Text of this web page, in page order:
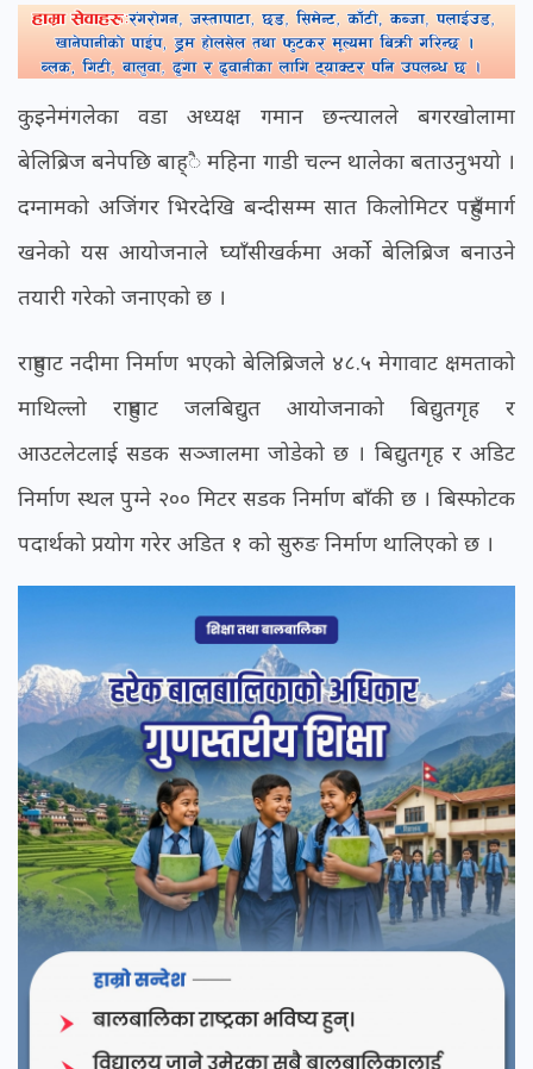
कुइनेमंगलेका वडा अध्यक्ष गमान छन्त्यालले बगरखोलामा
बेलिब्रिज बनेपछि बाह्ै महिना गाडी चल्न थालेका बताउनुभयो ।
दग्नामको अजिंगर भिरदेखि बन्दीसम्म सात किलोमिटर पहुँचमार्ग
खनेको यस आयोजनाले घ्याँसीखर्कमा अर्को बेलिब्रिज बनाउने
तयारी गरेको जनाएको छ ।
राहुघाट नदीमा निर्माण भएको बेलिब्रिजले ४८.५ मेगावाट क्षमताको
माथिल्लो राहुघाट जलबिद्युत आयोजनाको बिद्युतगृह र
आउटलेटलाई सडक सञ्जालमा जोडेको छ । बिद्युतगृह र अडिट
निर्माण स्थल पुग्ने २०० मिटर सडक निर्माण बाँकी छ । बिस्फोटक
पदार्थको प्रयोग गरेर अडित १ को सुरुङ निर्माण थालिएको छ ।